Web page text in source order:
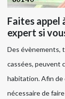
Faites appel
expert si
Des évènements,
cassées, peuvent
habitation. Afin de
nécessaire de